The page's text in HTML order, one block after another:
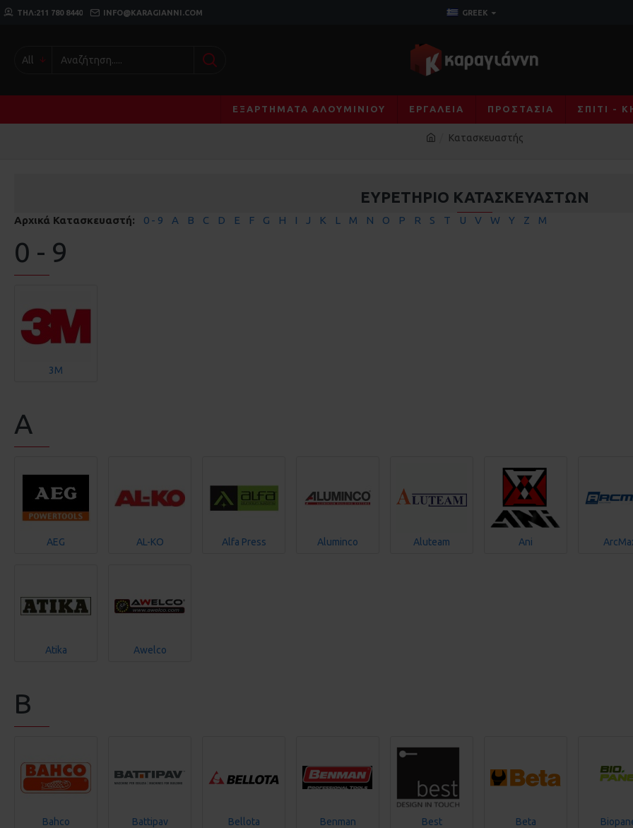
ΤΗΛ:211 780 8440 INFO@KARAGIANNI.COM GREEK
All
ΕΞΑΡΤΉΜΑΤΑ ΑΛΟΥΜΙΝΊΟΥ ΕΡΓΑΛΕΊΑ ΠΡΟΣΤΑΣΊΑ ΣΠΊΤΙ -
Κατασκευαστής
ΕΥΡΕΤΉΡΙΟ ΚΑΤΑΣΚΕΥΑΣΤΏΝ
Αρχικά Κατασκευαστή: 0 - 9 A B C D E F G H I J K L M N O P R S T U V W Y Z Μ
0 - 9
3M
A
AEG AL-KO Alfa Press Aluminco Aluteam Ani
Atika Awelco
B
Bahco Battipav Bellota Benman Best Beta